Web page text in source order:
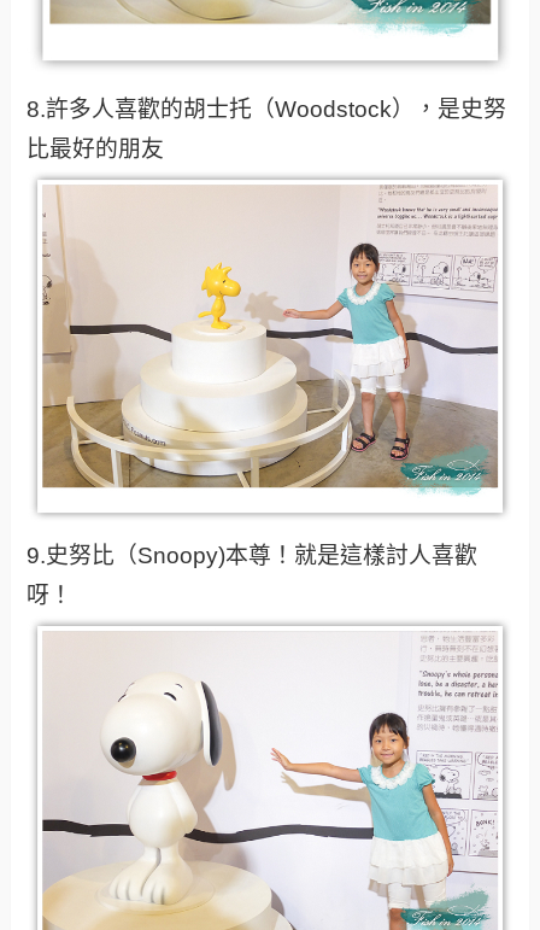
8.許多人喜歡的胡士托（Woodstock），是史努
比最好的朋友
9.史努比（Snoopy)本尊！就是這樣討人喜歡
呀！